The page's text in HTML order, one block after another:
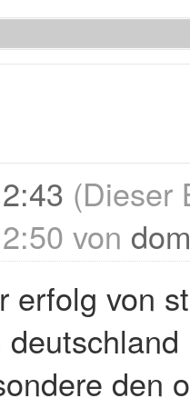
(Dieser
von
erfolg von
den